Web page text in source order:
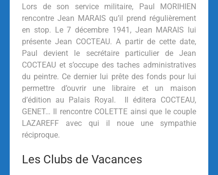
Lors de son service militaire, Paul MORIHIEN
rencontre Jean MARAIS qu’il prend régulièrement
en stop. Le 7 décembre 1941, Jean MARAIS lui
présente Jean COCTEAU. A partir de cette date,
Paul devient le secrétaire particulier de Jean
COCTEAU et s’occupe des taches administratives
du peintre. Ce dernier lui prête des fonds pour lui
permettre d’ouvrir une libraire et un maison
d’édition au Palais Royal. Il éditera COCTEAU,
GENET… Il rencontre COLETTE ainsi que le couple
LAZAREFF avec qui il noue une sympathie
réciproque.
Les Clubs de Vacances